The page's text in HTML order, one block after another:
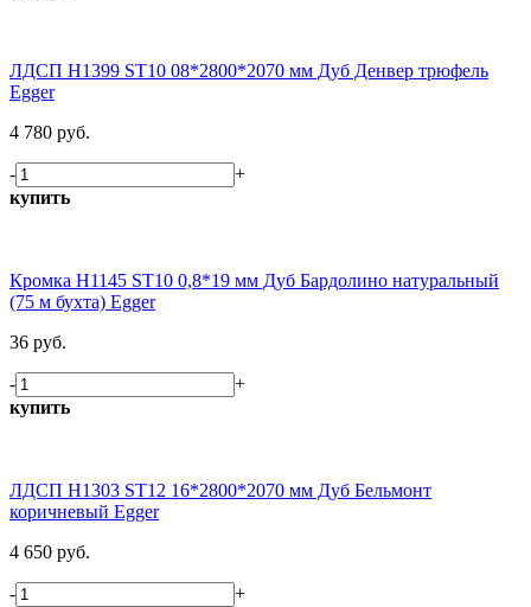
ЛДСП H1399 ST10 08*2800*2070 мм Дуб Денвер трюфель
Egger
4 780 руб.
-
+
купить
Кромка H1145 ST10 0,8*19 мм Дуб Бардолино натуральный
(75 м бухта) Egger
36 руб.
-
+
купить
ЛДСП H1303 ST12 16*2800*2070 мм Дуб Бельмонт
коричневый Egger
4 650 руб.
-
+